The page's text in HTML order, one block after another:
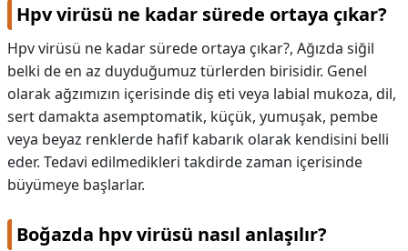
Hpv virüsü ne kadar sürede ortaya çıkar?
Hpv virüsü ne kadar sürede ortaya çıkar?, Ağızda siğil
belki de en az duyduğumuz türlerden birisidir. Genel
olarak ağzımızın içerisinde diş eti veya labial mukoza, dil,
sert damakta asemptomatik, küçük, yumuşak, pembe
veya beyaz renklerde hafif kabarık olarak kendisini belli
eder. Tedavi edilmedikleri takdirde zaman içerisinde
büyümeye başlarlar.
Boğazda hpv virüsü nasıl anlaşılır?